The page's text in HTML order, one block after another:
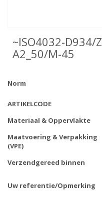
~ISO4032-D934/
A2_50/M-45
Norm
ARTIKELCODE
Materiaal & Oppervlakte
Maatvoering & Verpakking
(VPE)
Verzendgereed binnen
Uw referentie/Opmerking